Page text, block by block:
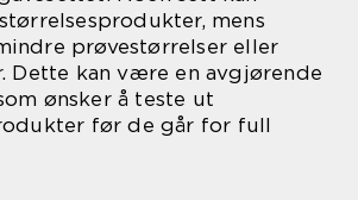
mens
prøvestørrelser eller
Dette kan være en avgjørende
ønsker å teste ut
før de går for full